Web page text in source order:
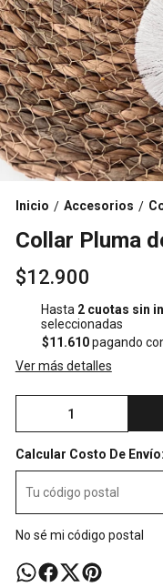
Inicio / Accesorios /
Collar Pluma
$12.900
Hasta 2 cuotas sin
seleccionadas
$11.610pagando
Ver más detalles
Calcular Costo De Envío:
No sé mi código postal